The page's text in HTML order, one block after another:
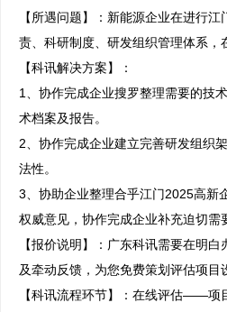
【所遇问题】：新能源企业在进行
责、科研制度、研发组织管理体系
【科讯解决方案】：
1、协作完成企业搜罗整理需要的技
术档案及报告。
2、协作完成企业建立完善研发组织
法性。
3、协助企业整理合乎江门2025高新
权威意见，协作完成企业补充迫切
【报价说明】：广东科讯需要在明
及牵动反馈，为您免费策划评估项目
【科讯流程环节】：在线评估